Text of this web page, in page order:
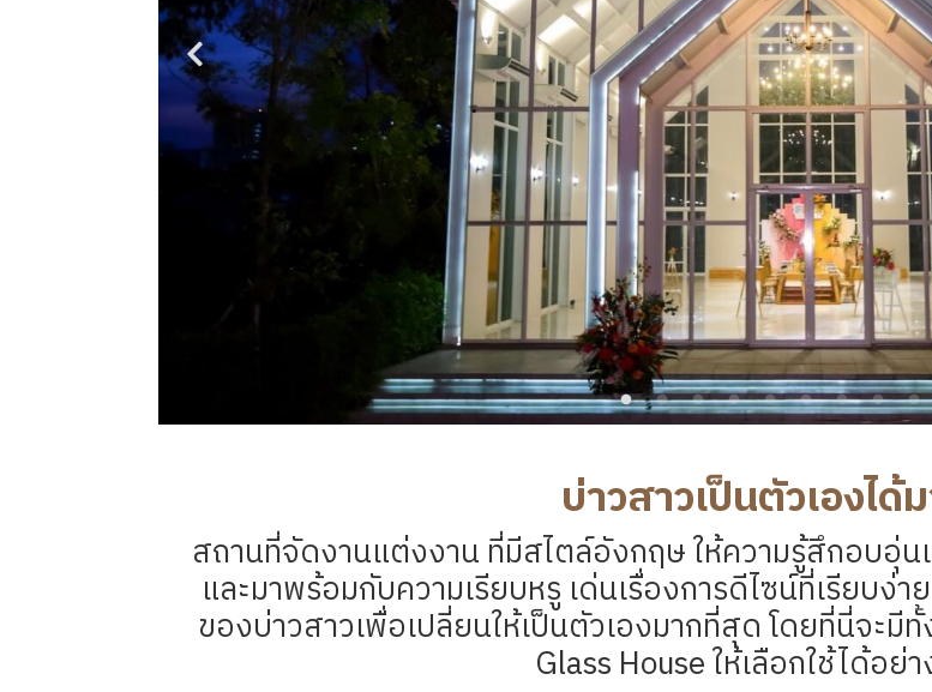
บ่าวสาวเป็นตัวเองไ
สถานที่จัดงานแต่งงาน ที่มีสไตล์อังกฤษ ให้ความรู้สึกอบอุ่
และมาพร้อมกับความเรียบหรู เด่นเรื่องการดีไซน์ที่เรียบง่
ของบ่าวสาวเพื่อเปลี่ยนให้เป็นตัวเองมากที่สุด โดยที่นี่จะมี
Glass House ให้เลือกใช้ได้อย่